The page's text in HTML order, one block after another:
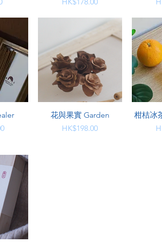
HK$178.00
快速瀏覽
花與果實 Garden
價格
HK$198.00
柑桔冰